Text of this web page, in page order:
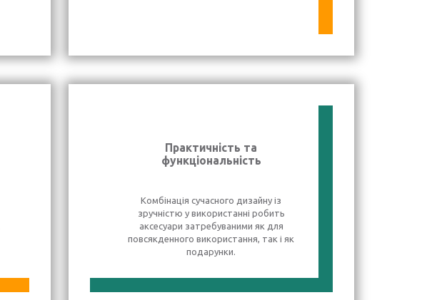
Практичність та
функціональність
Комбінація сучасного дизайну із
зручністю у використанні робить
аксесуари затребуваними як для
повсякденного використання, так і як
подарунки.